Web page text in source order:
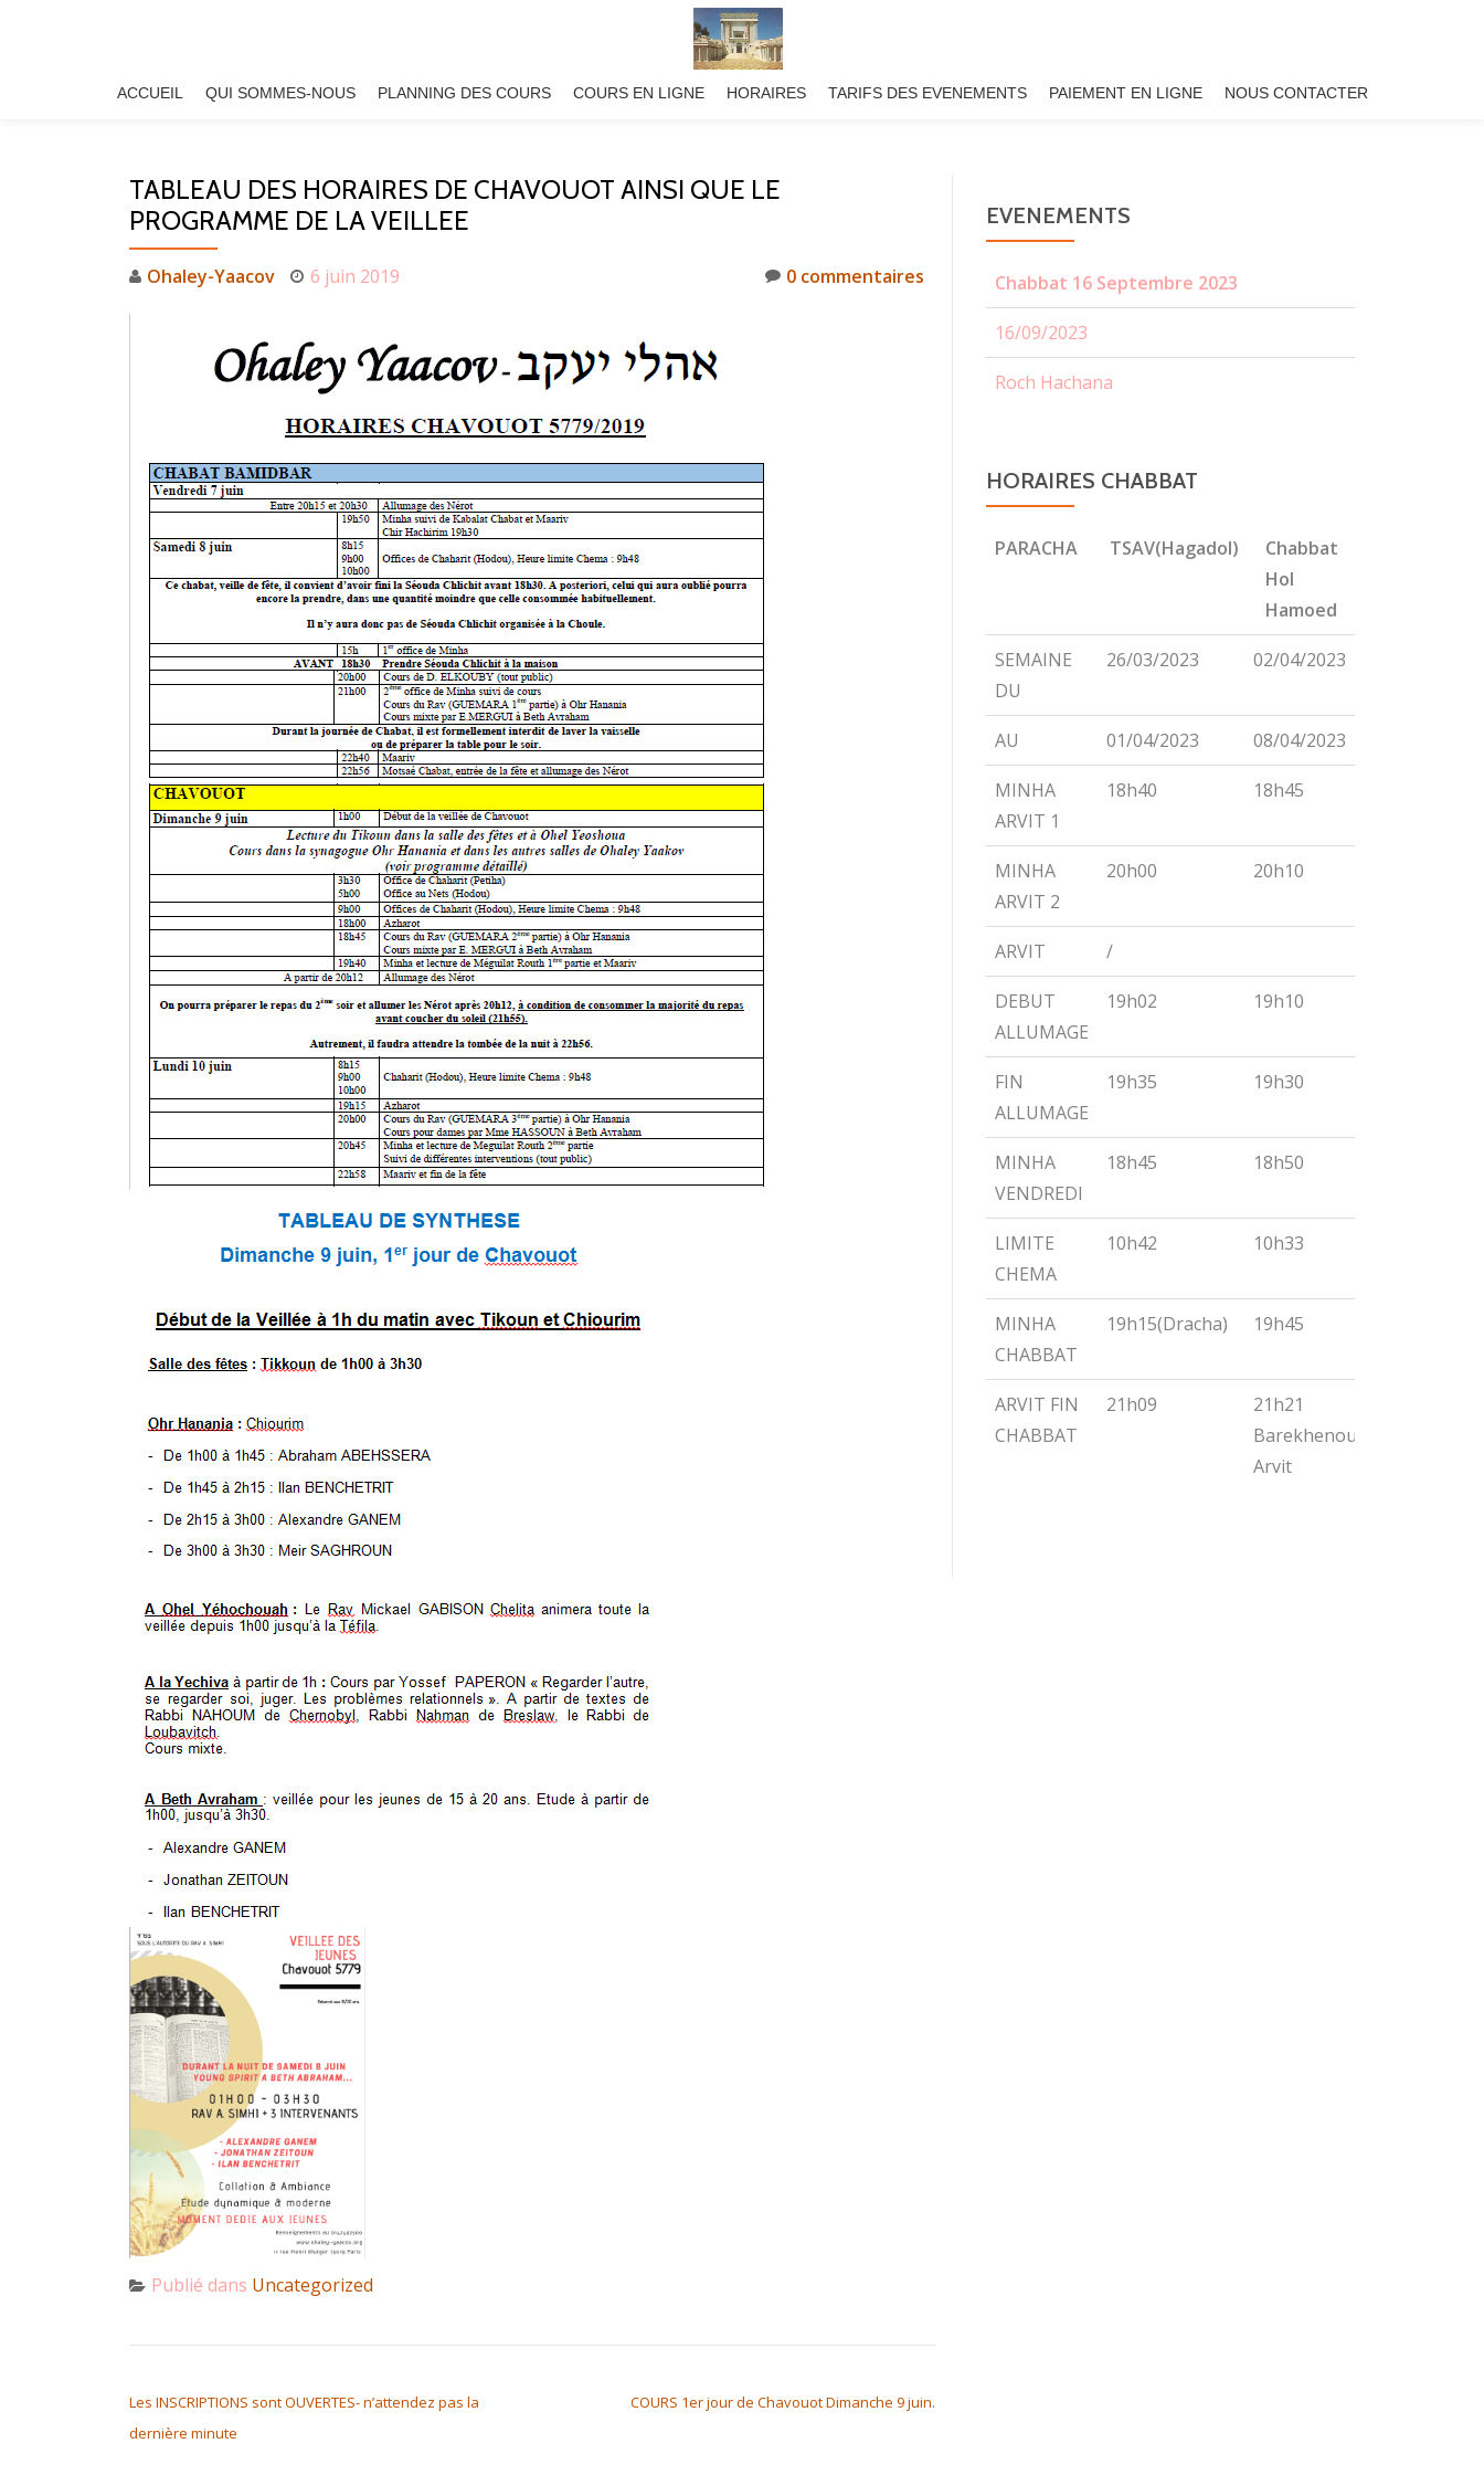
ACCUEIL QUI SOMMES-NOUS PLANNING DES COURS COURS EN LIGNE HORAIRES TARIFS DES EVENEMENTS PAIEMENT EN LIGNE NOUS CONTACTER
TABLEAU DES HORAIRES DE CHAVOUOT AINSI QUE LE
PROGRAMME DE LA VEILLEE
Ohaley-Yaacov 6 juin 2019 0 commentaires
Publié dans Uncategorized
Les INSCRIPTIONS sont OUVERTES- n’attendez pas la
dernière minute
COURS 1er jour de Chavouot Dimanche 9 juin.
EVENEMENTS
Chabbat 16 Septembre 2023
16/09/2023
Roch Hachana
HORAIRES CHABBAT
PARACHA TSAV(Hagadol)
Chabbat
Hol
Hamoed
PARACHA TSAV(Hagadol)
Chabbat
Hamoed
SEMAINE
DU
26/03/2023 02/04/2023
AU 01/04/2023 08/04/2023
MINHA
ARVIT 1
18h40 18h45
MINHA
ARVIT 2
20h00 20h10
ARVIT /
DEBUT
ALLUMAGE
19h02 19h10
FIN
ALLUMAGE
19h35 19h30
MINHA
VENDREDI
18h45 18h50
LIMITE
CHEMA
10h42 10h33
MINHA
CHABBAT
19h15(Dracha) 19h45
ARVIT FIN
CHABBAT
21h09
21h21
Barekhenou
Arvit